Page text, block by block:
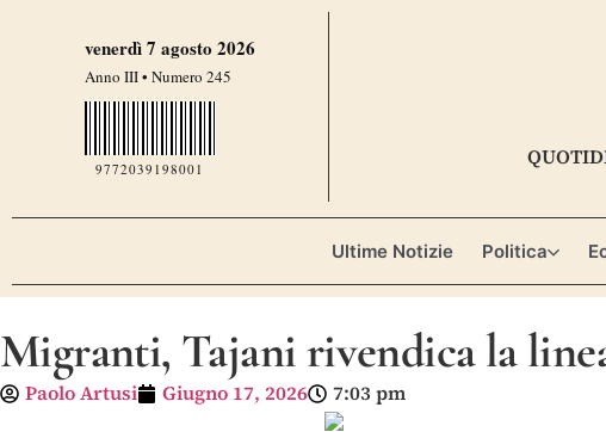
venerdì 7 agosto 2026
Anno III • Numero 245
9772039198001
Ultime Notizie Politica
Migranti, Tajani rivendica la
Paolo Artusi Giugno 17, 2026 7:03 pm